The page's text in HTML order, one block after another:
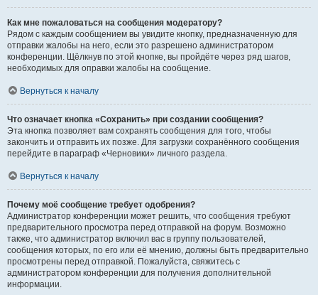
Как мне пожаловаться на сообщения модератору?
Рядом с каждым сообщением вы увидите кнопку, предназначенную для
отправки жалобы на него, если это разрешено администратором
конференции. Щёлкнув по этой кнопке, вы пройдёте через ряд шагов,
необходимых для оправки жалобы на сообщение.
Вернуться к началу
Что означает кнопка «Сохранить» при создании сообщения?
Эта кнопка позволяет вам сохранять сообщения для того, чтобы
закончить и отправить их позже. Для загрузки сохранённого сообщения
перейдите в параграф «Черновики» личного раздела.
Вернуться к началу
Почему моё сообщение требует одобрения?
Администратор конференции может решить, что сообщения требуют
предварительного просмотра перед отправкой на форум. Возможно
также, что администратор включил вас в группу пользователей,
сообщения которых, по его или её мнению, должны быть предварительно
просмотрены перед отправкой. Пожалуйста, свяжитесь с
администратором конференции для получения дополнительной
информации.